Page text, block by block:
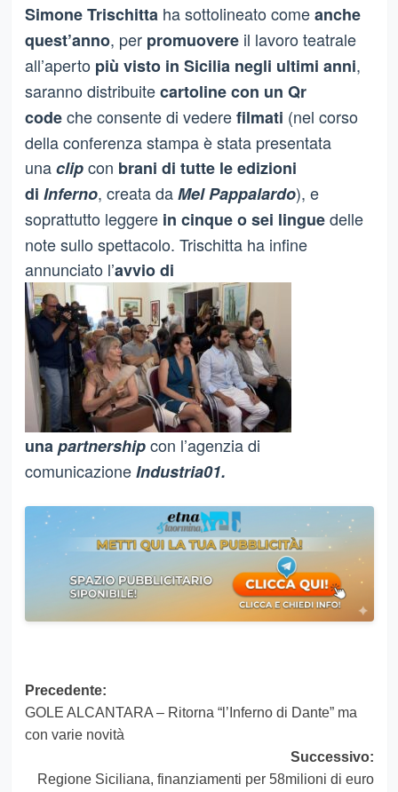
Simone Trischitta ha sottolineato comeanche
quest’anno, per promuovereil lavoro teatrale
all’aperto più visto in Sicilia negli ultimi anni,
saranno distribuitecartoline con un Qr
codeche consente di vederefilmati (nel corso
della conferenza stampa è stata presentata
unaclipcon brani di tutte le edizioni
di Inferno, creata daMel Pappalardo), e
soprattutto leggere in cinque o sei linguedelle
note sullo spettacolo. Trischitta ha infine
annunciato l’avvio di
unapartnershipcon l’agenzia di
comunicazioneIndustria01.
Navigazione
articolo
Precedente:
GOLE ALCANTARA – Ritorna “l’Inferno di Dante” ma
con varie novità
Successivo:
Regione Siciliana, finanziamenti per 58milioni di euro